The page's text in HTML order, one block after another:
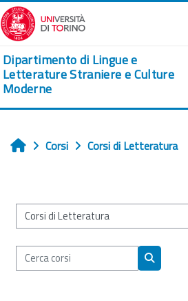
Vai al contenuto principale
Dipartimento di Lingue e
Letterature Straniere e Culture
Moderne
Home
Corsi Corsi di Letteratura
Categorie di corso
Cerca corsi
Cerca corsi